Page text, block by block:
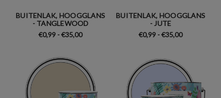
BUITENLAK, HOOGGLANS
- TANGLEWOOD
€0,99 - €35,00
BUITENLAK, HOOGGLANS
- JUTE
€0,99 - €35,00